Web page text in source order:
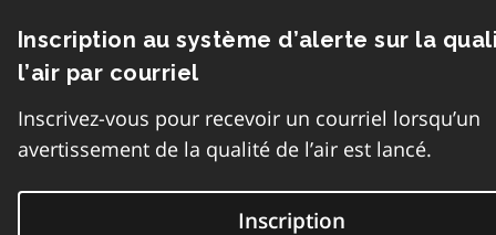
Inscription au système d’alerte sur la
l’air par courriel
Inscrivez-vous pour recevoir un courriel lorsqu’un
avertissement de la qualité de l’air est lancé.
Inscription